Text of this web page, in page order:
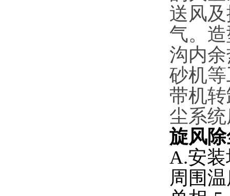
送风
气。
沟内
砂机
带机
尘系
旋风
A.安
周围